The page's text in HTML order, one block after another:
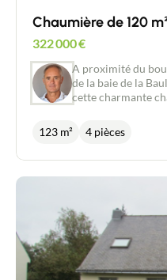
disponibles sur le
Chaumière de 120
322 000€
A proximité du
de la baie de la
cette charmante
de son impasse,
vous découvrirez
d'une cheminée,
WC et à l'étage,
cuisine donne
de petits
dispose d'une
123 m² 4 pièces